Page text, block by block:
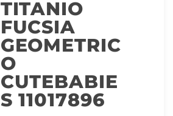
TITANIO
FUCSIA
GEOMETRIC
O
CUTEBABIE
S 11017896